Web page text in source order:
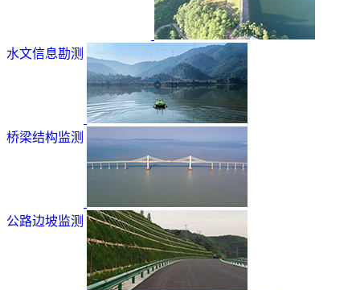
水文信息勘测
桥梁结构监测
公路边坡监测